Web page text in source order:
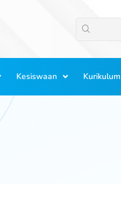
Kesiswaan Kurikulum